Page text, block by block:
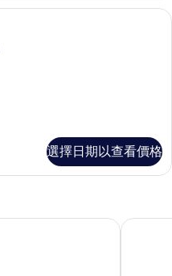
選擇日期以查看價格
宜蘭伯